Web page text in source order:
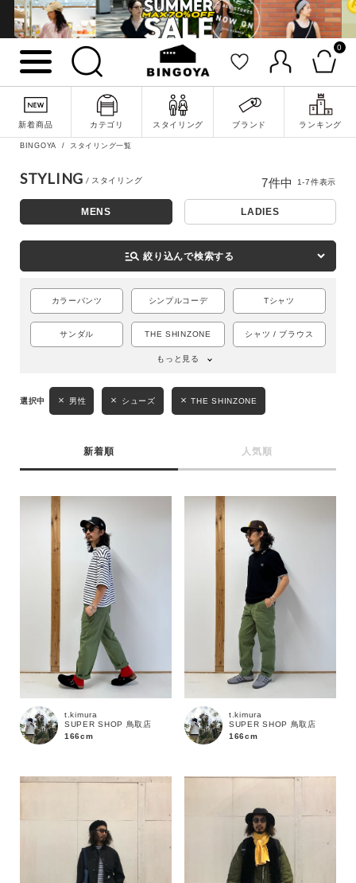
0
新着商品 カテゴリ スタイリング ブランド ランキング
キーワード
MENS KIDS
カテゴリ
サイズ
BINGOYA スタイリング一覧
STYLING
MENS LADIES
manage_search 絞り込んで検索する
カラーパンツ シンプルコーデ Tシャツ
サンダル THE SHINZONE シャツ / ブラウス
もっと見る
男性 シューズ THE SHINZONE
新着順 人気順
7件中 1-7件表示
t.kimura
SUPER SHOP 鳥取店
166cm
t.kimura
SUPER SHOP 鳥取店
166cm